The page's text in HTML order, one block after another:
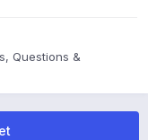
Questions &